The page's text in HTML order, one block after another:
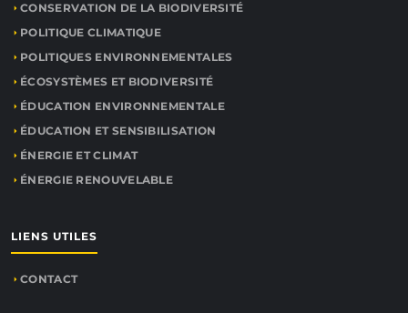
CONSERVATION DE LA BIODIVERSITÉ
POLITIQUE CLIMATIQUE
POLITIQUES ENVIRONNEMENTALES
ÉCOSYSTÈMES ET BIODIVERSITÉ
ÉDUCATION ENVIRONNEMENTALE
ÉDUCATION ET SENSIBILISATION
ÉNERGIE ET CLIMAT
ÉNERGIE RENOUVELABLE
LIENS UTILES
CONTACT